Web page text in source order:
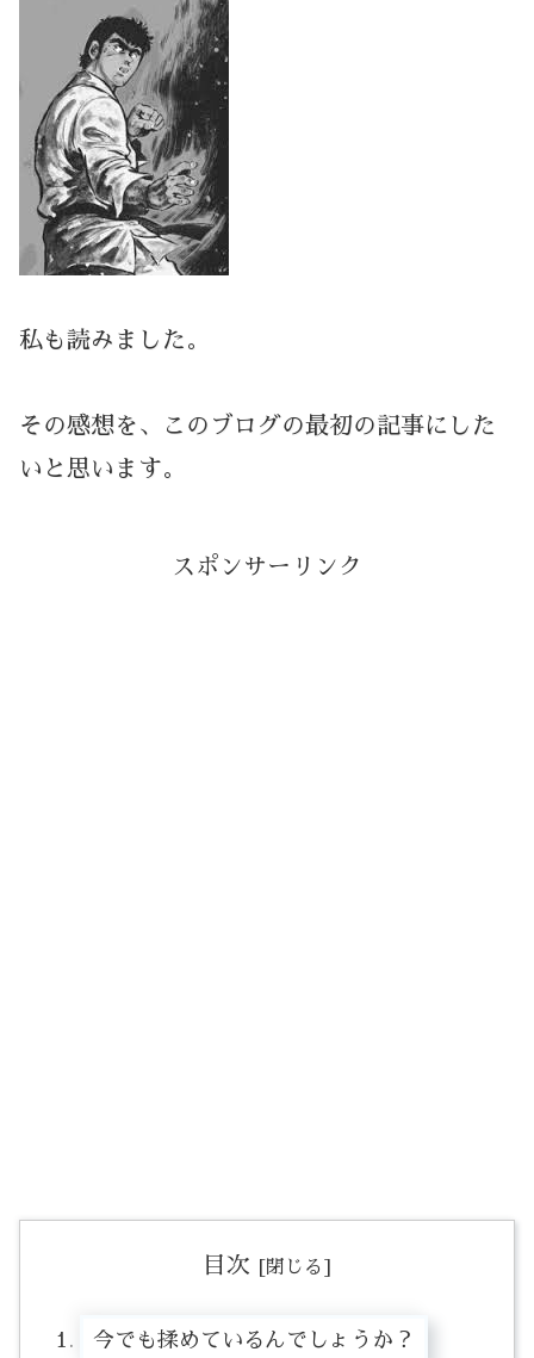
私も読みました。
その感想を、このブログの最初の記事にした
いと思います。
スポンサーリンク
目次
今でも揉めているんでしょうか？